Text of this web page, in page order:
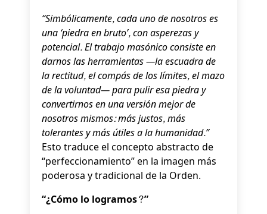
“Simbólicamente, cada uno de nosotros es
una ‘piedra en bruto’, con asperezas y
potencial. El trabajo masónico consiste en
darnos las herramientas —la escuadra de
la rectitud, el compás de los límites, el mazo
de la voluntad— para pulir esa piedra y
convertirnos en una versión mejor de
nosotros mismos: más justos, más
tolerantes y más útiles a la humanidad.”
Esto traduce el concepto abstracto de
“perfeccionamiento” en la imagen más
poderosa y tradicional de la Orden.
“¿Cómo lo logramos?”